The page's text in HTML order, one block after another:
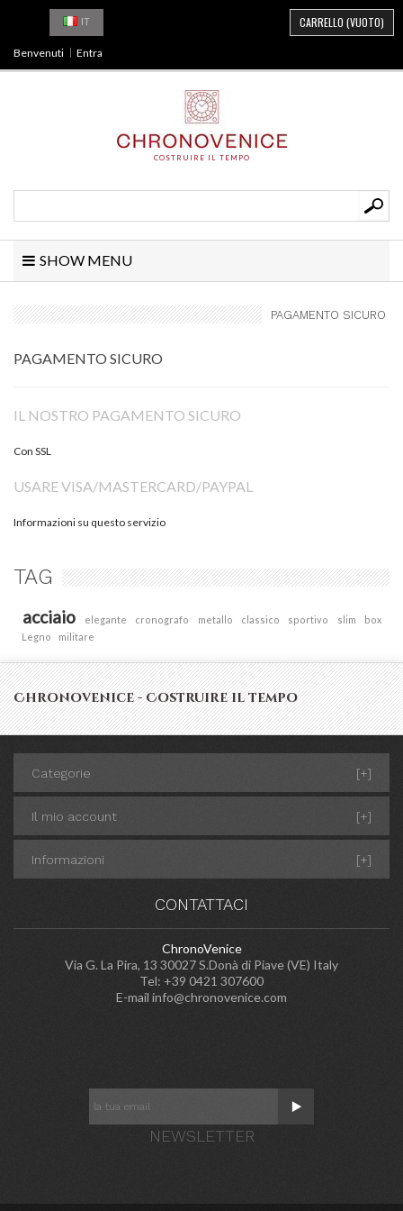
COSTRUIRE IL TEMPO
IT CARRELLO (VUOTO)
Benvenuti Entra
SHOW MENU
PAGAMENTO SICURO
PAGAMENTO SICURO
IL NOSTRO PAGAMENTO SICURO
Con SSL
USARE VISA/MASTERCARD/PAYPAL
Informazioni su questo servizio
TAG
acciaio elegante cronografo metallo classico sportivo slim
box
Legno
militare
Chronovenice - Costruire il tempo
Categorie [+]
Il mio account [+]
Informazioni [+]
CONTATTACI
ChronoVenice
Via G. La Pira, 13 30027 S.Donà di Piave (VE) Italy
Tel: +39 0421 307600
E-mail info@chronovenice.com
NEWSLETTER